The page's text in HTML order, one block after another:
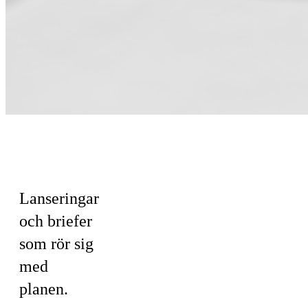
Lanseringar
och briefer
som rör sig
med
planen.